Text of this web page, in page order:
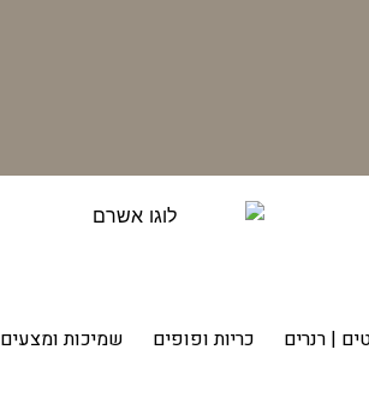
| רנרים כריות ופופים שמיכות ומצעים